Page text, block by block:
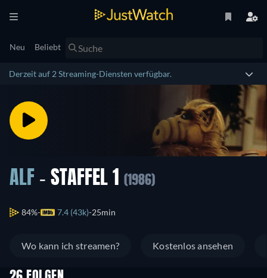
Neu Beliebt
Derzeit auf 2 Streaming-Diensten verfügbar.
ALF - STAFFEL 1 (1986)
84% 7.4 (43k) 25min
Wo kann ich streamen? Kostenlos ansehen